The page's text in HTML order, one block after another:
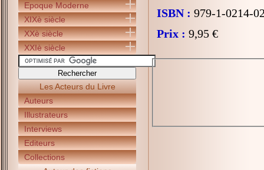
Epoque Moderne
XIXè siècle
XXè siècle
XXIè siècle
Les Acteurs du Livre
Auteurs
Illustrateurs
Interviews
Editeurs
Collections
ISBN : 979-1-0214-
Prix : 9,95 €